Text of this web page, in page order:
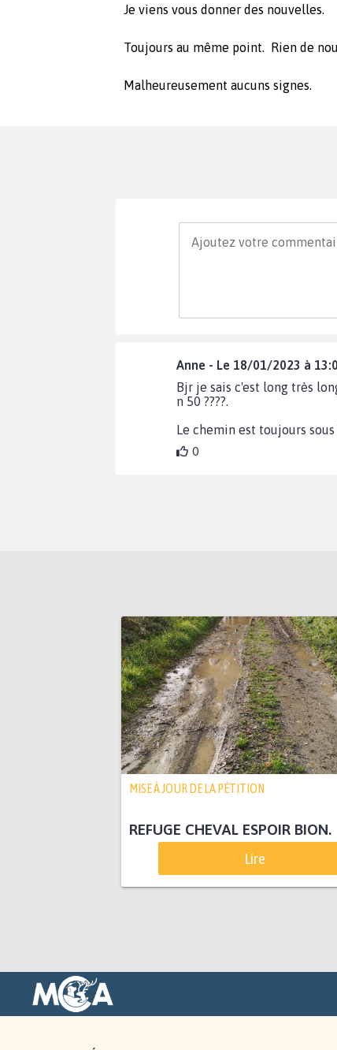
Je viens vous donner des nouvelles.
Toujours au même point. Rien de
Malheureusement aucuns signes.
Anne - Le 18/01/2023 à
Bjr je sais c'est long très
n 50 ????.
Le chemin est toujours
0
MISE À JOUR DE LA PÉTITION
REFUGE CHEVAL ESPOIR BION.
Lire